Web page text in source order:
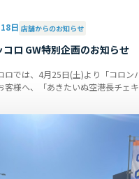
日 店舗からのお知らせ
コロ GW特別企画のお知らせ
ロでは、4月25日(土)より「コロン
客様へ、「あきたいぬ空港長チェ